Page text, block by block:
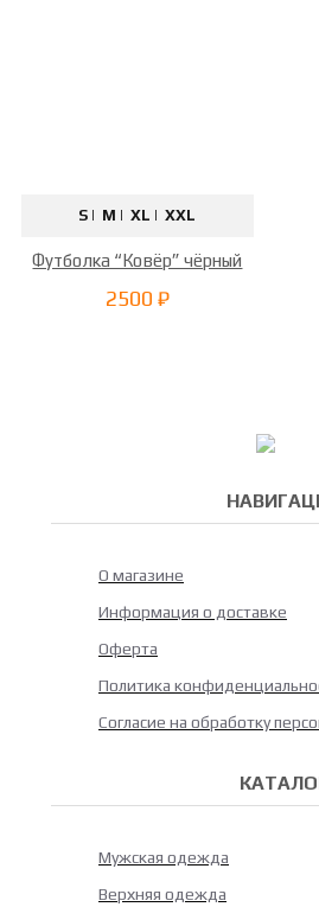
S | M | XL | XXL
Футболка “Ковёр” чёрный
2500 ₽
О магазине
Информация о доставке
Оферта
Политика
Согласие на обработку
Мужская одежда
Верхняя одежда